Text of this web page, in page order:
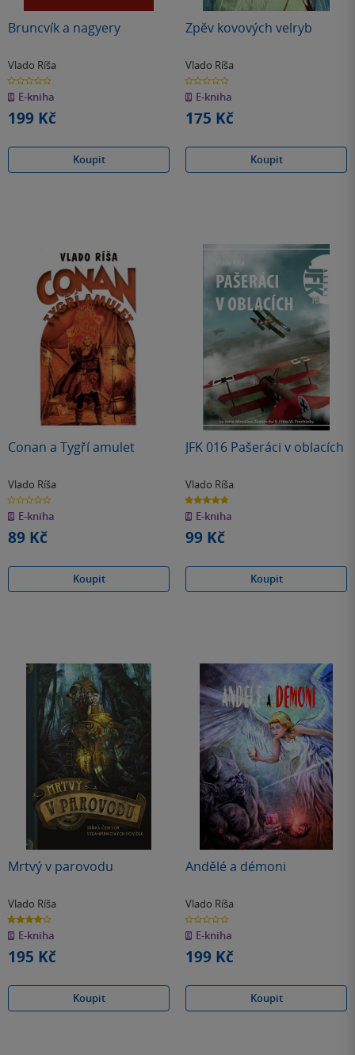
Bruncvík a nagyery
Vlado Ríša
0.0
z
5
hvězdiček
E-kniha
199 Kč
Koupit
Zpěv kovových velryb
Vlado Ríša
0.0
z
5
hvězdiček
E-kniha
175 Kč
Koupit
Conan a Tygří amulet
Vlado Ríša
0.0
z
5
hvězdiček
E-kniha
89 Kč
Koupit
JFK 016 Pašeráci v oblacích
Vlado Ríša
4.7
z
5
hvězdiček
E-kniha
99 Kč
Koupit
Mrtvý v parovodu
Vlado Ríša
4.0
z
5
hvězdiček
E-kniha
195 Kč
Koupit
Andělé a démoni
Vlado Ríša
0.0
z
5
hvězdiček
E-kniha
199 Kč
Koupit